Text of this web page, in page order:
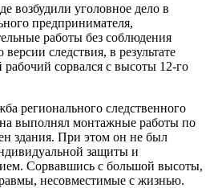
возбудили уголовное дело в
предпринимателя,
работы без соблюдения
следствия, в результате
сорвался с высоты 12-го
регионального следственного
выполнял монтажные работы по
здания. При этом он не был
защиты и
Сорвавшись с большой высоты,
несовместимые с жизнью.